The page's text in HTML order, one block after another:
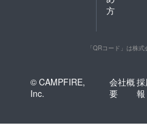
方
「QRコード」は株
© CAMPFIRE,
Inc.
会社概
要
報